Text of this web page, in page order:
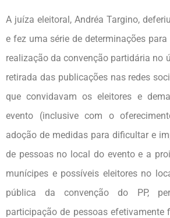
A juíza eleitoral, Andréa Targino,
e fez uma série de determinações
realização da convenção partidária no
retirada das publicações nas redes
que convidavam os eleitores e
evento (inclusive com o
adoção de medidas para dificultar e
de pessoas no local do evento e a
munícipes e possíveis eleitores no
pública da convenção do PP,
participação de pessoas efetivamente